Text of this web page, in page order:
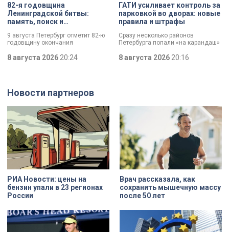
82-я годовщина
Ленинградской битвы:
память, поиск и
9 августа Петербург отметит 82-ю
годовщину окончания
Ленинградской битвы. Это День
воинской славы, который был
официально установлен в апреле
8 августа 2026 20:24
ГАТИ усиливает контроль за
парковкой во дворах: новые
правила и штрафы
Сразу несколько районов
Петербурга попали «на карандаш»
парковкой во дворах. За два
летних месяца только по
8 августа 2026 20:16
Новости партнеров
РИА Новости: цены на
бензин упали в 23 регионах
России
Врач рассказала, как
сохранить мышечную массу
после 50 лет